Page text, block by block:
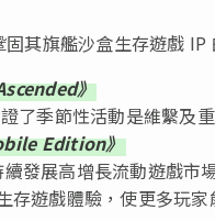
其旗艦沙盒生存遊戲 IP
》
了季節性活動是維繫及
Edition》
發展高增長流動遊戲市
遊戲體驗，使更多玩家